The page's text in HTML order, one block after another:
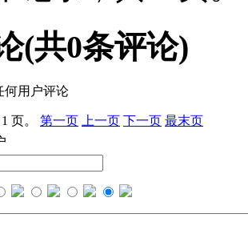
(共0条评论)
何用户评论
页。 第一页 上一页 下一页 最末页